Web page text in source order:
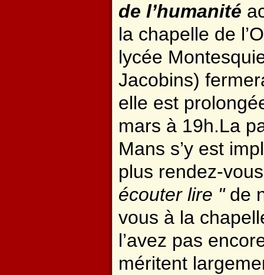
de l’humanité
la chapelle de
lycée
Jacobins)
elle est
mars à 19h.La
Mans s’y est
plus rendez-
écouter lire " de
vous à la
l’avez pas
méritent